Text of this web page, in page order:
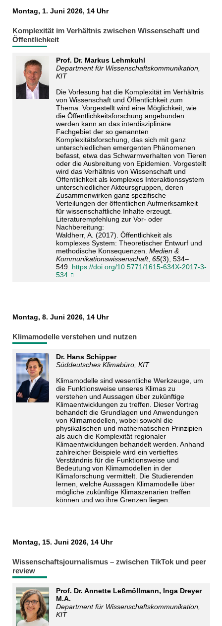
Montag, 1. Juni 2026, 14 Uhr
Komplexität im Verhältnis zwischen Wissenschaft und
Öffentlichkeit
Prof. Dr. Markus Lehmkuhl
Department für Wissenschaftskommunikation,
KIT
Die Vorlesung hat die Komplexität im Verhältnis
von Wissenschaft und Öffentlichkeit zum
Thema. Vorgestellt wird eine Möglichkeit, wie
die Öffentlichkeitsforschung angebunden
werden kann an das interdisziplinäre
Fachgebiet der so genannten
Komplexitätsforschung, das sich mit ganz
unterschiedlichen emergenten Phänomenen
befasst, etwa das Schwarmverhalten von Tieren
oder die Ausbreitung von Epidemien. Vorgestellt
wird das Verhältnis von Wissenschaft und
Öffentlichkeit als komplexes Interaktionssystem
unterschiedlicher Akteursgruppen, deren
Zusammenwirken ganz spezifische
Verteilungen der öffentlichen Aufmerksamkeit
für wissenschaftliche Inhalte erzeugt.
Literaturempfehlung zur Vor- oder
Nachbereitung:
Waldherr, A. (2017). Öffentlichkeit als
komplexes System: Theoretischer Entwurf und
methodische Konsequenzen. Medien &
Kommunikationswissenschaft, 65(3), 534–
549. https://doi.org/10.5771/1615-634X-2017-3-
534
Montag, 8. Juni 2026, 14 Uhr
Klimamodelle verstehen und nutzen
Dr. Hans Schipper
Süddeutsches Klimabüro, KIT
Klimamodelle sind wesentliche Werkzeuge, um
die Funktionsweise unseres Klimas zu
verstehen und Aussagen über zukünftige
Klimaentwicklungen zu treffen. Dieser Vortrag
behandelt die Grundlagen und Anwendungen
von Klimamodellen, wobei sowohl die
physikalischen und mathematischen Prinzipien
als auch die Komplexität regionaler
Klimaentwicklungen behandelt werden. Anhand
zahlreicher Beispiele wird ein vertieftes
Verständnis für die Funktionsweise und
Bedeutung von Klimamodellen in der
Klimaforschung vermittelt. Die Studierenden
lernen, welche Aussagen Klimamodelle über
mögliche zukünftige Klimaszenarien treffen
können und wo ihre Grenzen liegen.
Montag, 15. Juni 2026, 14 Uhr
Wissenschaftsjournalismus – zwischen TikTok und peer
review
Prof. Dr. Annette Leßmöllmann, Inga Dreyer
M.A.
Department für Wissenschaftskommunikation,
KIT